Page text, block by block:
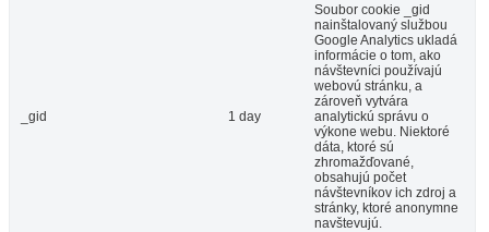
_gid 1 day
Soubor cookie _gid
nainštalovaný službou
Google Analytics ukladá
informácie o tom, ako
návštevníci používajú
webovú stránku, a
zároveň vytvára
analytickú správu o
výkone webu. Niektoré
dáta, ktoré sú
zhromažďované,
obsahujú počet
návštevníkov ich zdroj a
stránky, ktoré anonymne
navštevujú.